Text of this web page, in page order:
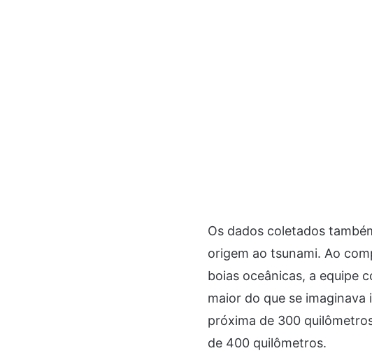
Os dados coletados
origem ao tsunami. Ao
boias oceânicas, a equipe
maior do que se
próxima de 300
de 400 quilômetros.